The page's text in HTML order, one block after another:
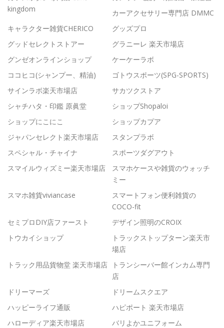
kingdom
カーアクセサリー専門店 DMMC
キャラクター雑貨CHERICO
グッズプロ
グッドセレクトストアー
グラニーレ 楽天市場店
グンゼオンラインショップ
ケーケーラボ
ココヒコ(シャンプー、精油)
ゴトウスポーツ(SPG-SPORTS)
サインラボ楽天市場店
サカツクストア
シャチハタ・印鑑 原眞堂
ショップShopaloi
ショップにこにこ
ショップカプア
ジャパンセレクト楽天市場店
スタンプラボ
スペシャル・チャイナ
スポーツダグアウト
スマイルウィズミー楽天市場店
スマホケースや雑貨のウォッチ
ミー
スマホ雑貨viviancase
スマートフォン便利雑貨の
COCO-fit
セミプロDIY店ファースト
デザイン照明のCROIX
トウカイショップ
トラックストップターン楽天市
場店
トラック用品貨物堂 楽天市場店
トランシーバー館インカム専門
店
ドリーマーズ
ドリームスクエア
ハッピーライフ通販
ハピポート 楽天市場店
ハローディア楽天市場店
バリよかユニフォーム